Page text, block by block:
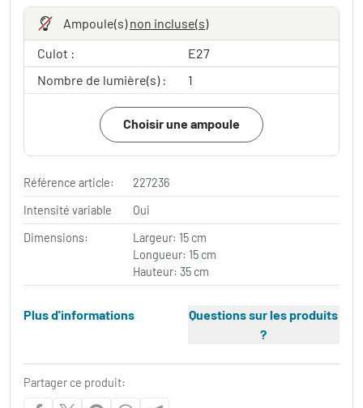
Ampoule(s)non incluse(s)
Culot :
E27
Nombre de lumière(s) :
1
Choisir une ampoule
Référence article:
227236
Intensité variable
Oui
Dimensions:
Largeur: 15 cm
Longueur: 15 cm
Hauteur: 35 cm
Plus d'informations
Questions sur les produits
?
Partager ce produit: